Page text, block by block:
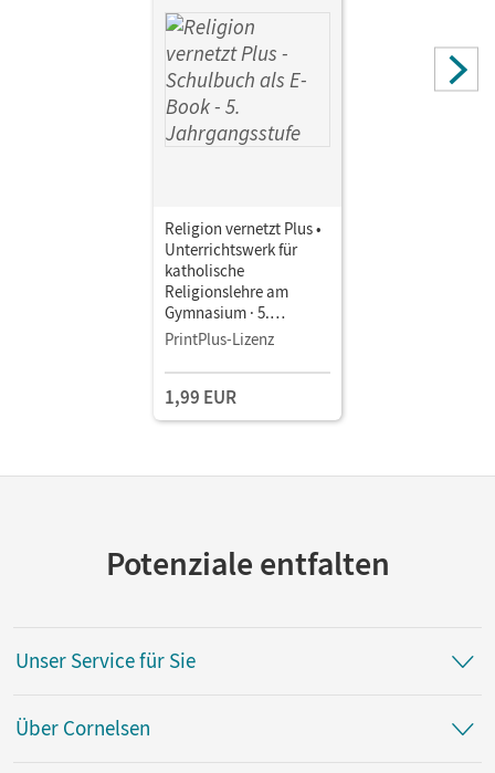
Annegret; König, Klaus; Noss, Tobias; Willis, Elisabeth
Religion vernetzt Plus •
Unterrichtswerk für
katholische
Religionslehre am
Gymnasium · 5.
Jahrgangsstufe •
PrintPlus-Lizenz
1,99 EUR
Potenziale entfalten
Unser Service für Sie
Über Cornelsen